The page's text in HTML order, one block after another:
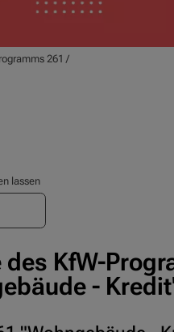
261 /
lassen
KfW-
-